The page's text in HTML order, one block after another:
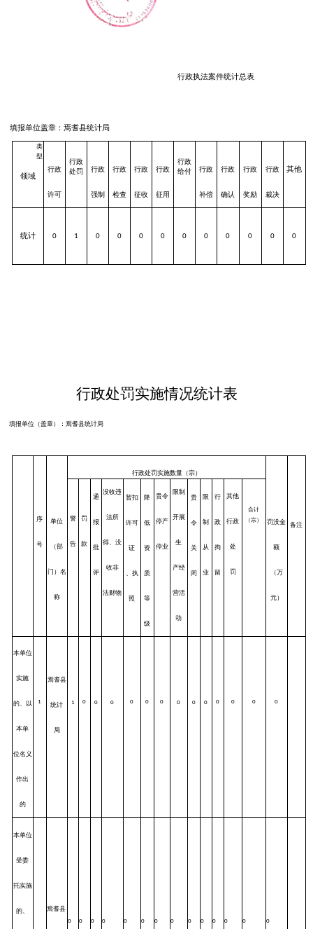
行政执法案件统计总表
填报单位盖章：焉耆县统计局
类
型
领域
行政
许可
行政
处罚
行政
强制
行政
检查
行政
征收
行政
征用
行政
给付
行政
补偿
行政
确认
行政
奖励
行政
裁决
其他
统计 0 1 0 0 0 0 0 0 0 0 0 0
行政处罚实施情况统计表
填报单位（盖章）：焉耆县统计局
序
号
单位
（部
门）名
称
行政处罚实施数量（宗）
罚没金
额
（万
元）
备注
警
告
罚
款
通
报
批
评
没收违
法所
得、没
收非
法财物
暂扣
许可
证
、执
照
降
低
资
质
等
级
贵令
停产
停业
限制
开展
生
产经
营活
动
贵
令
关
闭
限
制
从
业
行
政
拘
留
其他
行政
处
罚
合计
（宗）
本单位
实施
的、以
本单
位名义
作出
的
1
焉耆县
统计
局
1 0 0 0 0 0 0 0 0 0 0 0 0 0
本单位
受委
托实施
的、 焉耆县
0 0 0 0 0 0 0 0 0 0 0 0 0 0